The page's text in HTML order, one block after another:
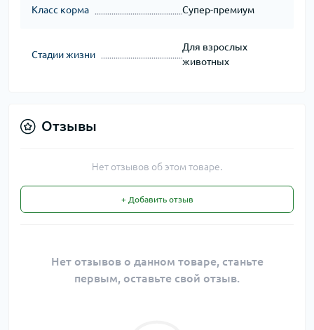
Класс корма Супер-премиум
Стадии жизни
Для взрослых
животных
Отзывы
Нет отзывов об этом товаре.
+ Добавить отзыв
Нет отзывов о данном товаре, станьте
первым, оставьте свой отзыв.